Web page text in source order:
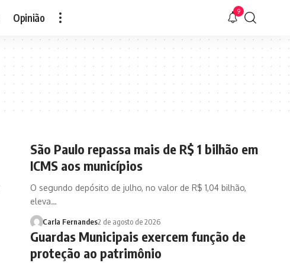
Opinião 9
São Paulo repassa mais de R$ 1 bilhão em
ICMS aos municípios
O segundo depósito de julho, no valor de R$ 1,04 bilhão,
eleva…
Carla Fernandes2 de agosto de 2026
Guardas Municipais exercem função de
proteção ao patrimônio